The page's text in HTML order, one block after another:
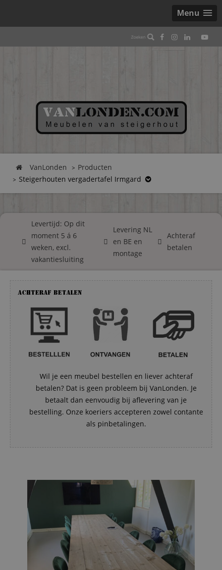
Menu
VanLonden
Producten
Steigerhouten vergadertafel Irmgard
Levertijd: Op dit
moment 5 á 6
weken, excl.
vakantiesluiting
Levering NL
en BE en
montage
Achteraf
betalen
Achteraf betalen
Wil je een meubel bestellen en liever achteraf
betalen? Dat is geen probleem bij VanLonden. Je
betaalt dan eenvoudig bij aflevering van je
bestelling. Onze koeriers accepteren zowel contante
als pinbetalingen.